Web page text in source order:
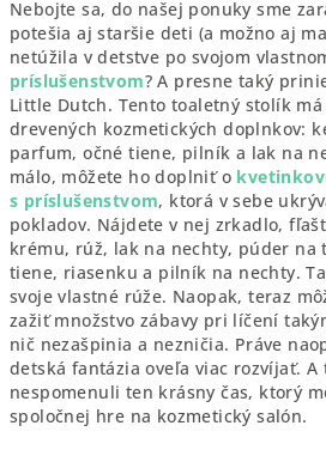
Nebojte sa, do našej ponuky sme
potešia aj staršie deti (a možno aj
netúžila v detstve po svojom
príslušenstvom? A presne taký
Little Dutch. Tento toaletný stolík
drevených kozmetických doplnkov:
parfum, očné tiene, pilník a lak na
málo, môžete ho doplniť o
s príslušenstvom, ktorá v sebe
pokladov. Nájdete v nej zrkadlo,
krému, rúž, lak na nechty, púder na
tiene, riasenku a pilník na nechty.
svoje vlastné rúže. Naopak, teraz
zažiť množstvo zábavy pri líčení
nič nezašpinia a nezničia. Práve
detská fantázia oveľa viac rozvíjať. A
nespomenuli ten krásny čas, ktorý
spoločnej hre na kozmetický salón.